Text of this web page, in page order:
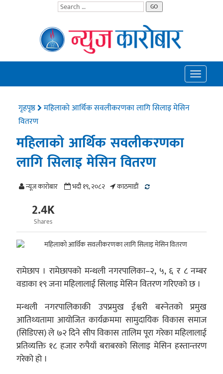
GO
Toggle
गृहपृष्ठ
महिलाको आर्थिक सवलीकरणका लागि सिलाइ मेसिन
वितरण
महिलाको आर्थिक सवलीकरणका
लागि सिलाइ मेसिन वितरण
न्यूज काराेबार भदौ १९, २०८२ काठमाडाैं
2.4K
Shares
रामेछाप । रामेछापको मन्थली नगरपालिका–२, ५, ६ र ८ नम्बर
वडाका १९ जना महिलालाई सिलाइ मेसिन वितरण गरिएको छ ।
मन्थली नगरपालिकाकी उपप्रमुख ईश्वरी बस्नेतको प्रमुख
आतिथ्यतामा आयोजित कार्यक्रममा सामुदायिक विकास समाज
(सिडिएस) ले ७२ दिने सीप विकास तालिम पूरा गरेका महिलालाई
प्रतिव्यक्ति १८ हजार रुपैयाँ बराबरको सिलाइ मेसिन हस्तान्तरण
गरेको हो ।